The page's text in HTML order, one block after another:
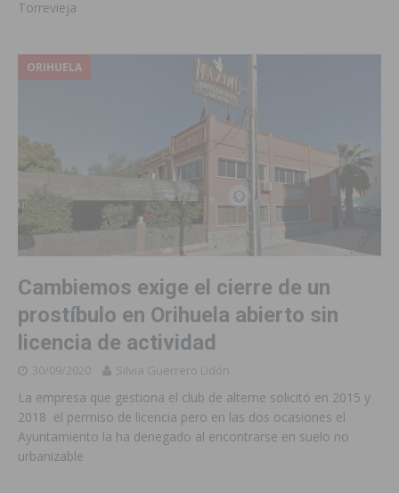
Torrevieja
ORIHUELA
Cambiemos exige el cierre de un
prostíbulo en Orihuela abierto sin
licencia de actividad
30/09/2020 Silvia Guerrero Lidón
La empresa que gestiona el club de alterne solicitó en 2015 y
2018 el permiso de licencia pero en las dos ocasiones el
Ayuntamiento la ha denegado al encontrarse en suelo no
urbanizable